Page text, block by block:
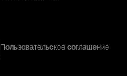
Пользовательское соглашение